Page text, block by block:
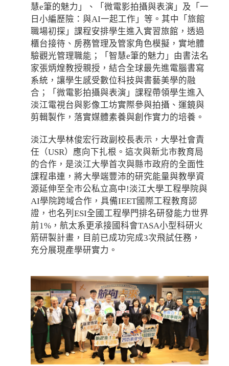
慧e筆的魅力」、「微電影拍攝與表演」及「一
日小編歷險：與AI一起工作」等。其中「旅館
職場初探」課程安排學生進入實習旅館，透過
櫃台接待、房務管理及管家角色模擬，實地體
驗觀光管理職能；「智慧e筆的魅力」由書法名
家張炳煌教授親授，結合全球最先進電腦書寫
系統，讓學生感受數位科技與書藝美學的融
合；「微電影拍攝與表演」課程帶領學生進入
淡江電視台與影像工坊實際參與拍攝、運鏡與
剪輯製作，落實媒體素養與創作實力的培養。
淡江大學林俊宏行政副校長表示，大學社會責
任（USR）應向下扎根。這次與新北市教育局
的合作，是淡江大學首次與縣市政府的全面性
課程串連，將大學端豐沛的研究能量與教學資
源延伸至全市公私立高中!淡江大學工程學院與
AI學院跨域合作，具備IEET國際工程教育認
證，也名列ESI全國工程學門排名研發能力世界
前1%，航太系更承接國科會TASA小型科研火
箭研製計畫，目前已成功完成3次飛試任務，
充分展現產學研實力。